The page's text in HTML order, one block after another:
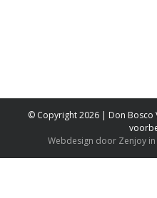
© Copyright 2026 | Don Bosco
Webdesign door Zenjoy in